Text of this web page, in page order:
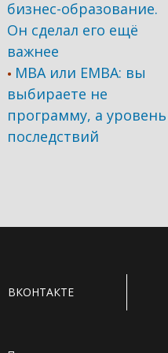
бизнес-образование.
Он сделал его ещё
важнее
• MBA или EMBA: вы
выбираете не
программу, а уровень
последствий
ВКОНТАКТЕ